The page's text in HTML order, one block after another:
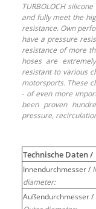
TURBOLOCH
and fully meet the
resistance. Own
have a pressure
resistance of more
hoses are
resistant to various
motorsports. These
- of even more
been proven
pressure,
Technische Daten /
Innendurchmesser /
diameter:
Außendurchmesser /